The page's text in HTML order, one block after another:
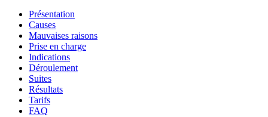
Présentation
Causes
Mauvaises raisons
Prise en charge
Indications
Déroulement
Suites
Résultats
Tarifs
FAQ